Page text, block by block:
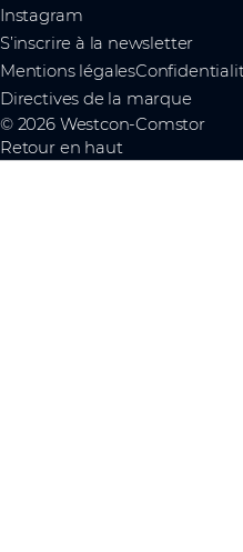
Instagram
S’inscrire à la newsletter
Mentions légales
Directives de la marque
© 2026 Westcon-Comstor
Retour en haut